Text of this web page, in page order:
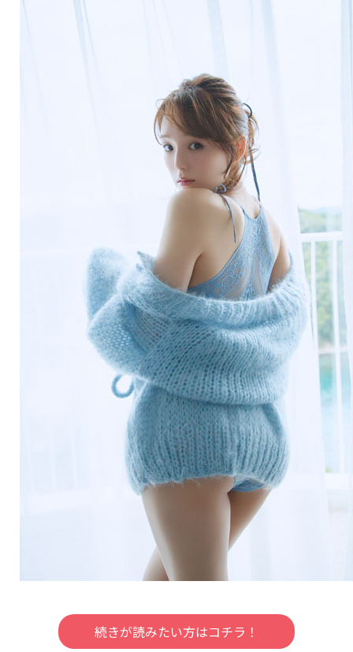
続きが読みたい方はコチラ！